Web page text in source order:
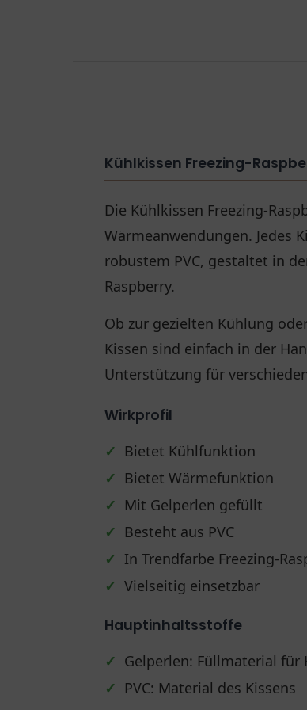
Kühlkissen Freezing-
Die Kühlkissen Freezing-
Wärmeanwendungen. Jedes
robustem PVC, gestaltet in
Raspberry.
Ob zur gezielten Kühlung
Kissen sind einfach in der
Unterstützung für
Wirkprofil
✓ Bietet Kühlfunktion
✓ Bietet Wärmefunktion
✓ Mit Gelperlen gefüllt
✓ Besteht aus PVC
✓ In Trendfarbe Freezing-
✓ Vielseitig einsetzbar
Hauptinhaltsstoffe
✓ Gelperlen: Füllmaterial
✓ PVC: Material des Kissens